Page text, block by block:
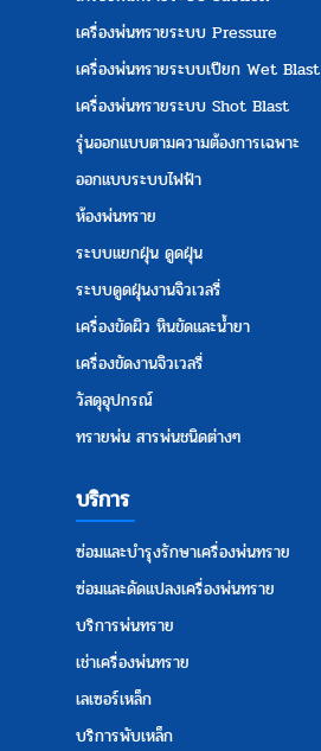
เครื่องพ่นทรายระบบ Pressure
เครื่องพ่นทรายระบบเปียก Wet Blast
เครื่องพ่นทรายระบบ Shot Blast
รุ่นออกแบบตามความต้องการเฉพาะ
ออกแบบระบบไฟฟ้า
ห้องพ่นทราย
ระบบแยกฝุ่น ดูดฝุ่น
ระบบดูดฝุ่นงานจิวเวลรี่
เครื่องขัดผิว หินขัดและน้ำยา
เครื่องขัดงานจิวเวลรี่
วัสดุอุปกรณ์
ทรายพ่น สารพ่นชนิดต่างๆ
บริการ
ซ่อมและบำรุงรักษาเครื่องพ่นทราย
ซ่อมและดัดแปลงเครื่องพ่นทราย
บริการพ่นทราย
เช่าเครื่องพ่นทราย
เลเซอร์เหล็ก
บริการพับเหล็ก